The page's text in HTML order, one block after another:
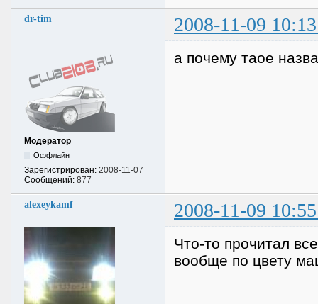
dr-tim 2008-11-09
Модератор
Оффлайн
Зарегистрирован: 2008-11-07
Сообщений: 877
а почему таое
alexeykamf 2008-11-09
Что-то прочитал
вообще по цвету